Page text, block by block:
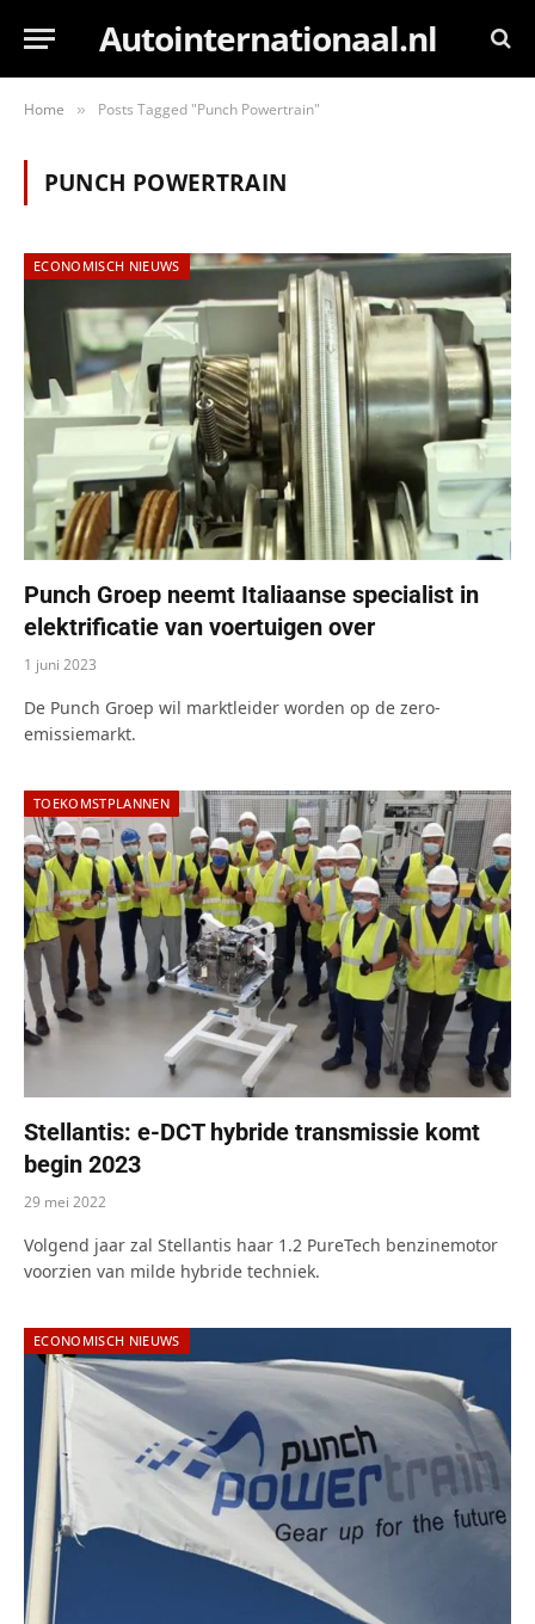
Autointernationaal.nl
Home » Posts Tagged "Punch Powertrain"
PUNCH POWERTRAIN
ECONOMISCH NIEUWS
Punch Groep neemt Italiaanse specialist in
elektrificatie van voertuigen over
1 juni 2023
De Punch Groep wil marktleider worden op de zero-
emissiemarkt.
TOEKOMSTPLANNEN
Stellantis: e-DCT hybride transmissie komt
begin 2023
29 mei 2022
Volgend jaar zal Stellantis haar 1.2 PureTech benzinemotor
voorzien van milde hybride techniek.
ECONOMISCH NIEUWS